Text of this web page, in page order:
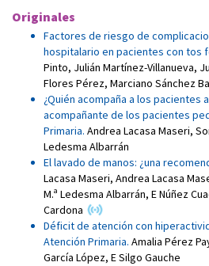
Originales
Factores de riesgo de
hospitalario en pacientes con tos
Pinto, Julián Martínez-Villanueva,
Flores Pérez, Marciano Sánchez
¿Quién acompaña a los pacientes
acompañante de los pacientes
Primaria. Andrea Lacasa Maseri,
Ledesma Albarrán
El lavado de manos: ¿una
Lacasa Maseri, Andrea Lacasa
M.ª Ledesma Albarrán, E Núñez
Cardona
Déficit de atención con
Atención Primaria. Amalia Pérez
García López, E Silgo Gauche